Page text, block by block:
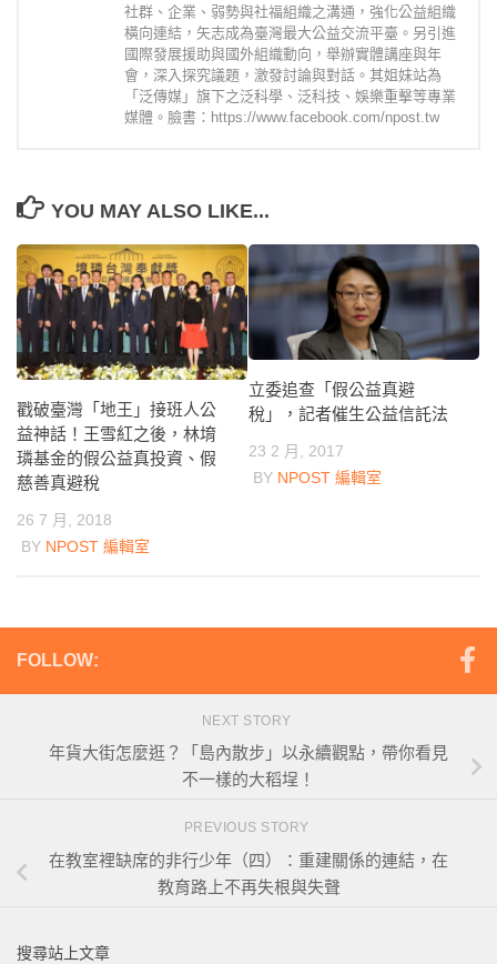
社群、企業、弱勢與社福組織之溝通，強化公益組織
橫向連結，矢志成為臺灣最大公益交流平臺。另引進
國際發展援助與國外組織動向，舉辦實體講座與年
會，深入探究議題，激發討論與對話。其姐妹站為
「泛傳媒」旗下之泛科學、泛科技、娛樂重擊等專業
媒體。臉書：https://www.facebook.com/npost.tw
YOU MAY ALSO LIKE...
戳破臺灣「地王」接班人公
益神話！王雪紅之後，林堉
璘基金的假公益真投資、假
慈善真避稅
26 7 月, 2018
BY NPOST 編輯室
立委追查「假公益真避
稅」，記者催生公益信託法
23 2 月, 2017
BY NPOST 編輯室
FOLLOW:
NEXT STORY
年貨大街怎麼逛？「島內散步」以永續觀點，帶你看見
不一樣的大稻埕！
PREVIOUS STORY
在教室裡缺席的非行少年（四）：重建關係的連結，在
教育路上不再失根與失聲
搜尋站上文章